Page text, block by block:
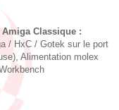
Classique :
/ HxC / Gotek sur le port
Alimentation molex